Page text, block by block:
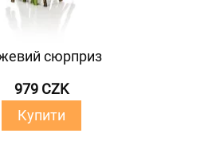
сюрприз
979 CZK
Купити